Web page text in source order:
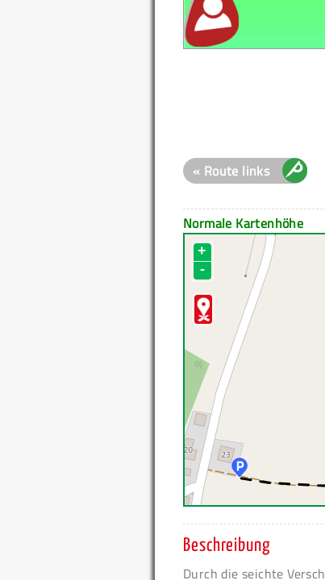
« Route links
Normale Kartenhöhe
+
-
Beschreibung
Durch die seichte